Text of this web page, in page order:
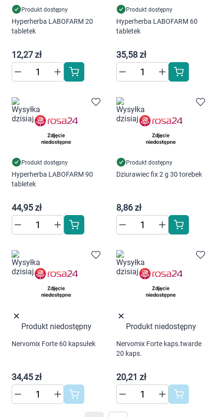
dostosowania zawartości serwisu do Twoich
preferencji. Więcej informacji znajdziesz w
naszejpolityce prywatności. Możesz określić
warunki przechowywania lub dostępu do
cookies poprzez kliknięcie przycisku
"Ustawienia" lub możesz zaakceptować
ustawienia wszystkich cookies klikając
Ustawienia
AKCEPTUJĘ WSZYSTKIE
Kobieta w ciąży i mama
Dziecko
Higiena
Mężczyzna
Zdrowy styl życia
Zabawki
Sprzęt medyczny
Motoryzacja
Grupy produktowe
Marki
Produkt dostępny
Hyperherba LABOFARM 20
tabletek
12,27 zł
Produkt dostępny
Hyperherba LABOFARM 60
tabletek
35,58 zł
Produkt dostępny
Hyperherba LABOFARM 90
tabletek
44,95 zł
Produkt dostępny
Dziurawiec fix 2 g 30 torebek
8,86 zł
Produkt niedostępny
Nervomix Forte 60 kapsułek
34,45 zł
Produkt niedostępny
Nervomix Forte kaps.twarde
20 kaps.
20,21 zł